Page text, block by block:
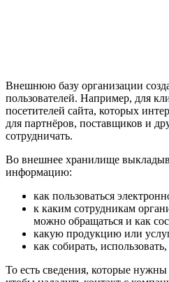
Внешнюю базу организации
пользователей. Например, для
посетителей сайта, которых
для партнёров, поставщиков и
сотрудничать.
Во внешнее хранилище
информацию:
как пользоваться
к каким сотрудникам
можно обращаться и как
какую продукцию или
как собирать,
То есть сведения, которые